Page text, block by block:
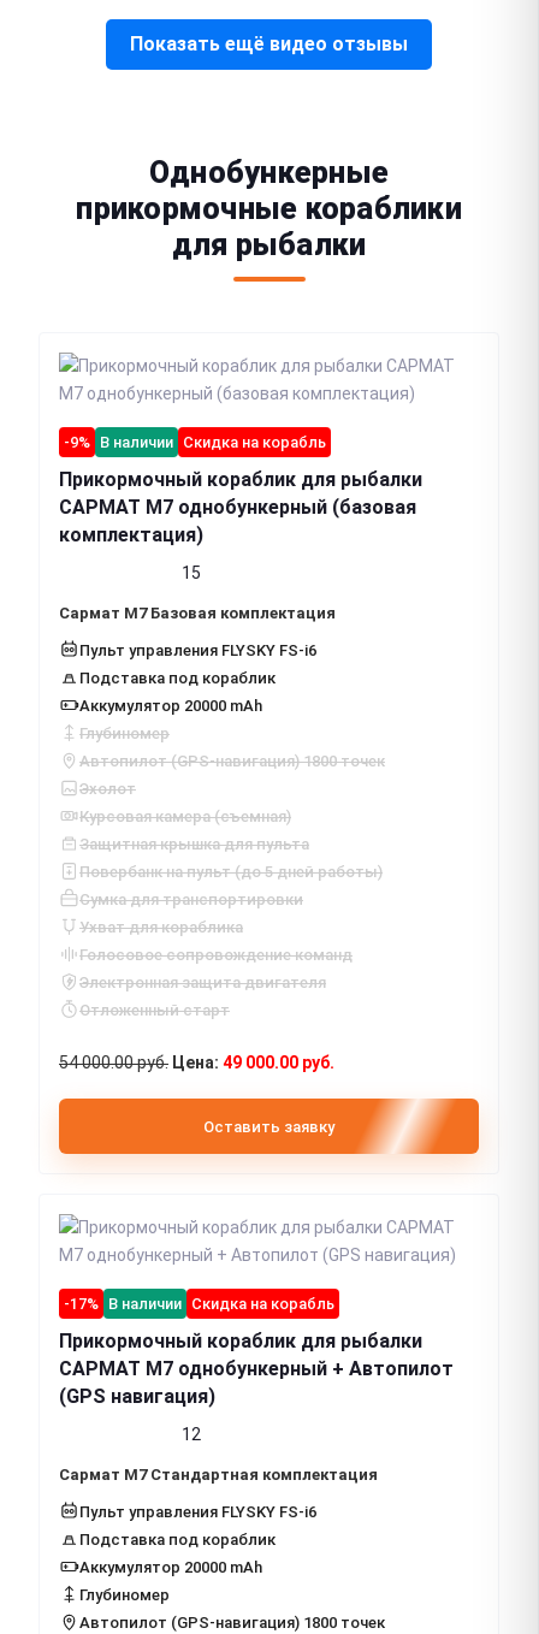
Показать ещё видео отзывы
Однобункерные
прикормочные кораблики
для рыбалки
-9% В наличии Скидка на корабль
Прикормочный кораблик для рыбалки
САРМАТ М7 однобункерный (базовая
комплектация)
15
Сармат М7 Базовая комплектация
Пульт управления FLYSKY FS-i6
Подставка под кораблик
Аккумулятор 20000 mAh
Глубиномер
Автопилот (GPS-навигация) 1800 точек
Эхолот
Курсовая камера (съемная)
Защитная крышка для пульта
Повербанк на пульт (до 5 дней работы)
Сумка для транспортировки
Ухват для кораблика
Голосовое сопровождение команд
Электронная защита двигателя
Отложенный старт
54 000.00 руб. 49 000.00 руб.
Оставить заявку
-17% В наличии Скидка на корабль
Прикормочный кораблик для рыбалки
САРМАТ М7 однобункерный + Автопилот
(GPS навигация)
12
Сармат М7 Стандартная комплектация
Пульт управления FLYSKY FS-i6
Подставка под кораблик
Аккумулятор 20000 mAh
Глубиномер
Автопилот (GPS-навигация) 1800 точек